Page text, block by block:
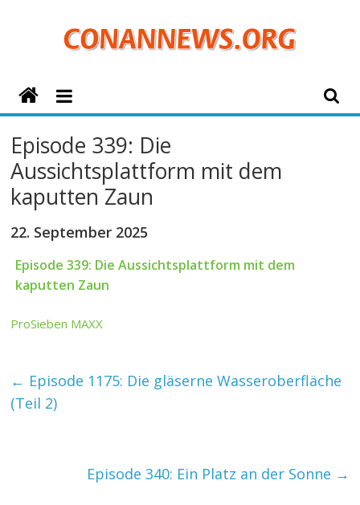
ConanNews.org
Conan
News
Episode 339: Die
Aussichtsplattform mit dem
kaputten Zaun
22. September 2025
Episode 339: Die Aussichtsplattform mit dem
kaputten Zaun
ProSieben MAXX
← Episode 1175: Die gläserne Wasseroberfläche
(Teil 2)
Episode 340: Ein Platz an der Sonne →